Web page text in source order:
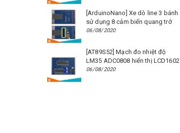
[ArduinoNano] Xe dò line 3 bánh
sử dụng 8 cảm biến quang trở
06/08/2020
[AT89S52] Mạch đo nhiệt độ
LM35 ADC0808 hiển thị LCD1602
06/08/2020